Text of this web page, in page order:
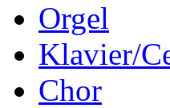
Orgel
Klavier/
Chor